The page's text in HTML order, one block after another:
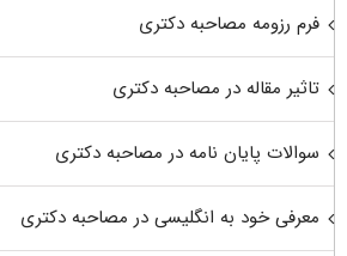
فرم رزومه مصاحبه دکتری
تاثیر مقاله در مصاحبه دکتری
سوالات پایان نامه در مصاحبه دکتری
معرفی خود به انگلیسی در مصاحبه دکتری